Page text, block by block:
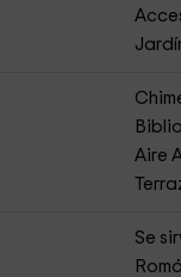
Aire
Se